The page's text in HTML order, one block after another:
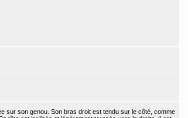
sur son genou. Son bras droit est tendu sur le côté, comme